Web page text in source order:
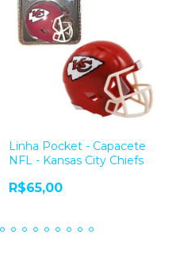
Linha Pocket - Capacete
NFL - Kansas City Chiefs
R$65,00